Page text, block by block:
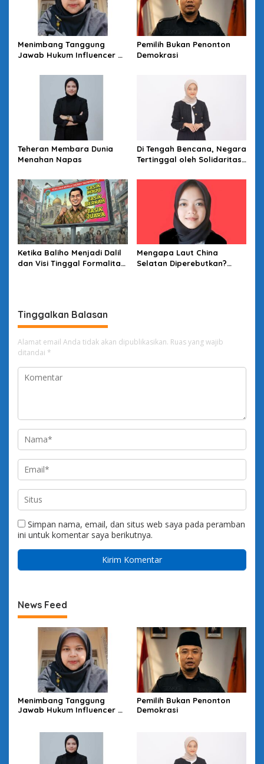
Menimbang Tanggung
Jawab Hukum Influencer di
Pemilih Bukan Penonton
Demokrasi
Teheran Membara Dunia
Menahan Napas
Di Tengah Bencana, Negara
Tertinggal oleh Solidaritas
Ketika Baliho Menjadi Dalil
dan Visi Tinggal Formalitas
Mengapa Laut China
Selatan Diperebutkan?
Tinggalkan Balasan
Alamat email Anda tidak akan dipublikasikan. Ruas yang wajib
ditandai *
Simpan nama, email, dan situs web saya pada peramban
ini untuk komentar saya berikutnya.
News Feed
Menimbang Tanggung
Jawab Hukum Influencer di
Pemilih Bukan Penonton
Demokrasi